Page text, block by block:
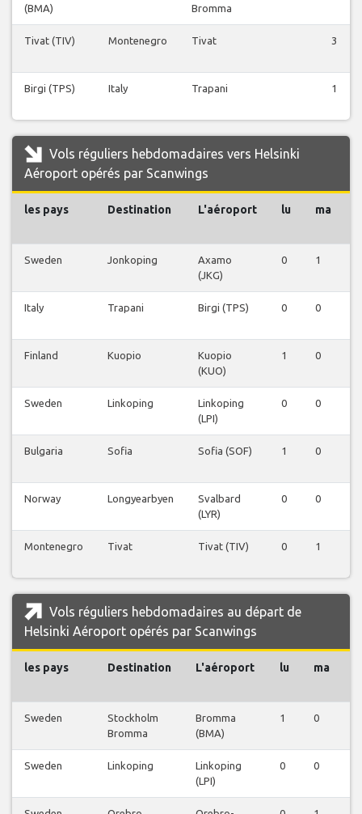
(BMA)
Bromma
Tivat (TIV) Montenegro Tivat 3
Birgi (TPS) Italy Trapani 1
Vols réguliers hebdomadaires vers Helsinki
Aéroport opérés par Scanwings
les pays Destination L'aéroport lu ma
Sweden Jonkoping
Axamo
(JKG)
0 1
Italy Trapani Birgi (TPS) 0 0
Finland Kuopio
Kuopio
(KUO)
1 0
Sweden Linkoping
Linkoping
(LPI)
0 0
Bulgaria Sofia Sofia (SOF) 1 0
Norway Longyearbyen
Svalbard
(LYR)
0 0
Montenegro Tivat Tivat (TIV) 0 1
Vols réguliers hebdomadaires au départ de
Helsinki Aéroport opérés par Scanwings
les pays Destination L'aéroport lu ma
Sweden
Stockholm
Bromma
Bromma
(BMA)
1 0
Sweden Linkoping
Linkoping
(LPI)
0 0